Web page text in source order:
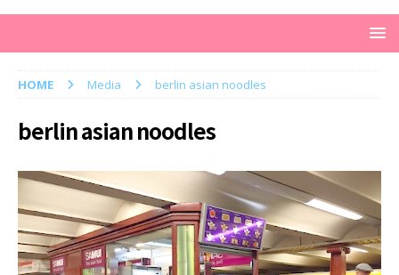
HOME Media berlin asian noodles
berlin asian noodles